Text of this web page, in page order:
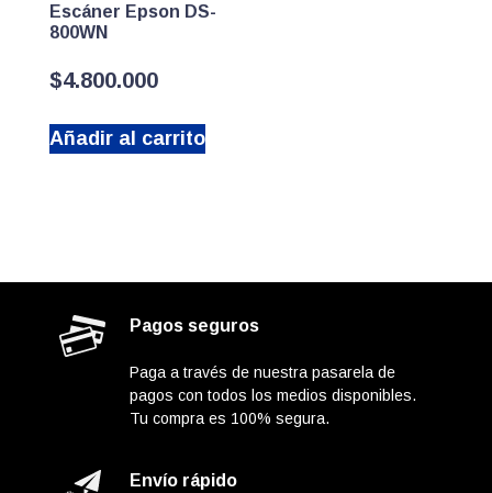
Escáner Epson DS-
800WN
$4.800.000
Añadir al carrito
Pagos seguros
Paga a través de nuestra pasarela de
pagos con todos los medios disponibles.
Tu compra es 100% segura.
Envío rápido